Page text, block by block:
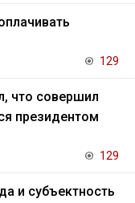
129
что совершил
президентом
129
и субъектность